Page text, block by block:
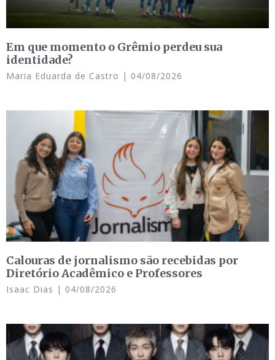
Em que momento o Grêmio perdeu sua
identidade?
Maria Eduarda de Castro 04/08/2026
Calouras de jornalismo são recebidas por
Diretório Acadêmico e Professores
Isaac Dias 04/08/2026